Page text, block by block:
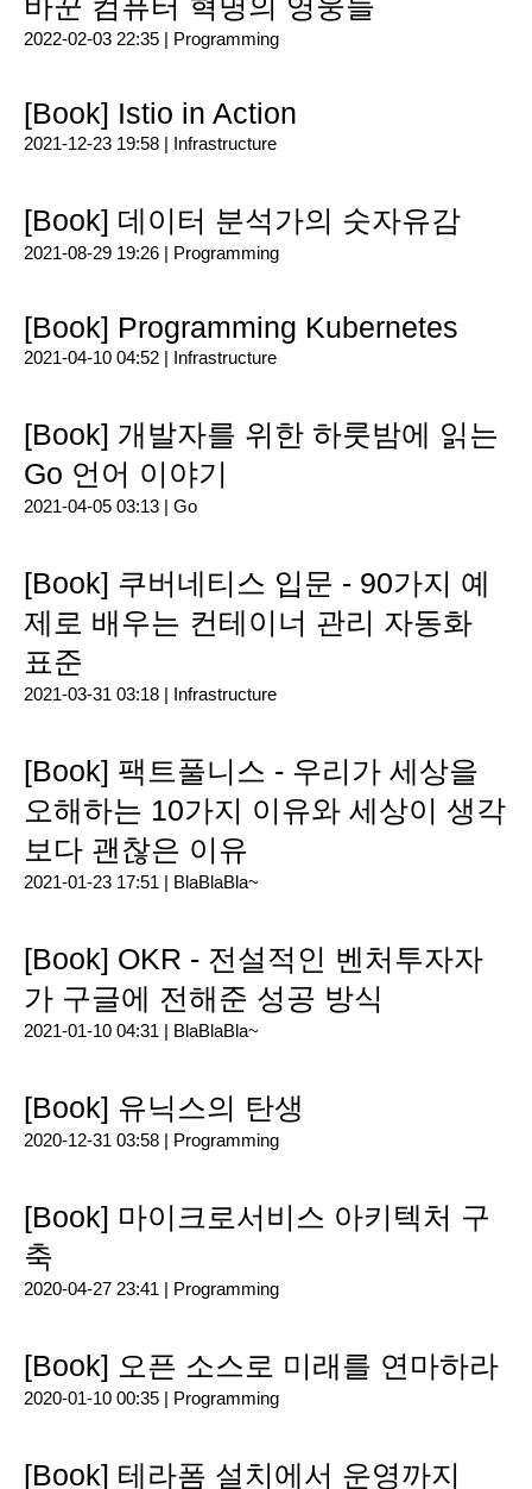
2022-02-03 22:35 | Programming
[Book] Istio in Action
2021-12-23 19:58 | Infrastructure
[Book] 데이터 분석가의 숫자유감
2021-08-29 19:26 | Programming
[Book] Programming Kubernetes
2021-04-10 04:52 | Infrastructure
[Book] 개발자를 위한 하룻밤에 읽는
Go 언어 이야기
2021-04-05 03:13 | Go
[Book] 쿠버네티스 입문 - 90가지 예
제로 배우는 컨테이너 관리 자동화
표준
2021-03-31 03:18 | Infrastructure
[Book] 팩트풀니스 - 우리가 세상을
오해하는 10가지 이유와 세상이 생각
보다 괜찮은 이유
2021-01-23 17:51 | BlaBlaBla~
[Book] OKR - 전설적인 벤처투자자
가 구글에 전해준 성공 방식
2021-01-10 04:31 | BlaBlaBla~
[Book] 유닉스의 탄생
2020-12-31 03:58 | Programming
[Book] 마이크로서비스 아키텍처 구
축
2020-04-27 23:41 | Programming
[Book] 오픈 소스로 미래를 연마하라
2020-01-10 00:35 | Programming
[Book] 테라폼 설치에서 운영까지